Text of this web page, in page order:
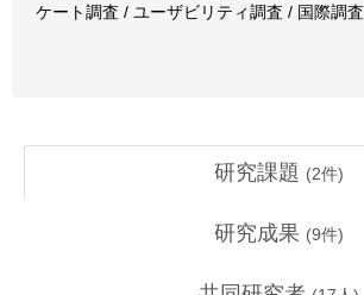
ケート調査 / ユーザビリティ調査 / 国際調査
研究課題 (2件)
研究成果 (9件)